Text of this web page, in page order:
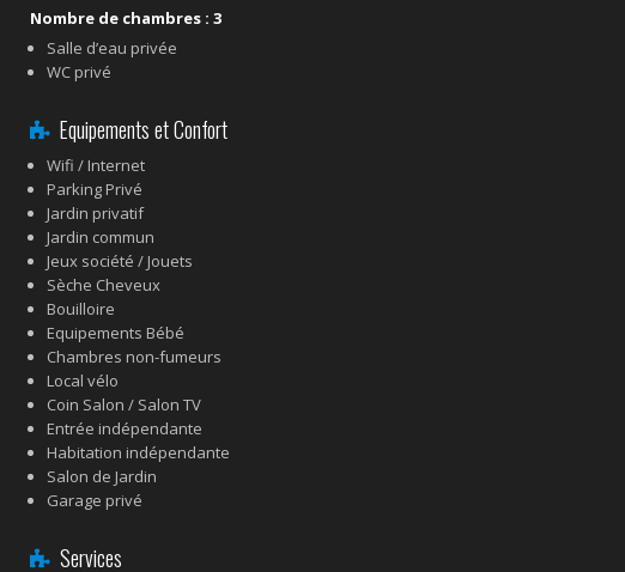
Nombre de chambres : 3
Salle d’eau privée
WC privé
Equipements et Confort
Wifi / Internet
Parking Privé
Jardin privatif
Jardin commun
Jeux société / Jouets
Sèche Cheveux
Bouilloire
Equipements Bébé
Chambres non-fumeurs
Local vélo
Coin Salon / Salon TV
Entrée indépendante
Habitation indépendante
Salon de Jardin
Garage privé
Services